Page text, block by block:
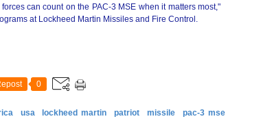
can count on the PAC-3 MSE when it matters most,"
at Lockheed Martin Missiles and Fire Control.
0
usa lockheed martin patriot missile
pac-3 mse